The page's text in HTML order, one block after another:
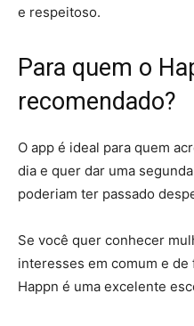
e respeitoso.
Para quem o
recomendado?
O app é ideal para quem
dia e quer dar uma
poderiam ter passado
Se você quer conhecer
interesses em comum e de
Happn é uma excelente